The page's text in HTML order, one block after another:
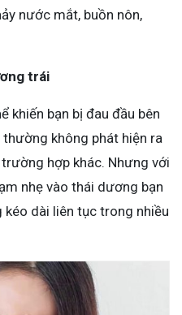
nước mắt, buồn nôn,
trái
khiến bạn bị đau đầu bên
không phát hiện ra
hợp khác. Nhưng với
nhẹ vào thái dương bạn
dài liên tục trong nhiều